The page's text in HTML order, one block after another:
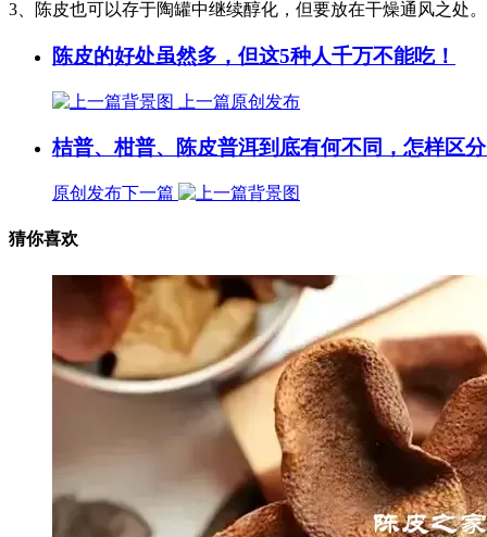
3、陈皮也可以存于陶罐中继续醇化，但要放在干燥通风之处。
陈皮的好处虽然多，但这5种人千万不能吃！
上一篇原创发布
桔普、柑普、陈皮普洱到底有何不同，怎样区
原创发布下一篇
猜你喜欢